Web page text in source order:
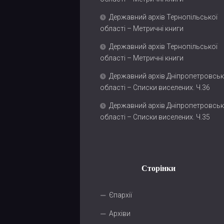
Державний архів Тернопільської
області – Метричні книги
Державний архів Тернопільської
області – Метричні книги
Державний архів
області – Списки виселених. Ч.36
Державний архів
області – Списки виселених. Ч.35
Сторінки
Єпархії
Архіви